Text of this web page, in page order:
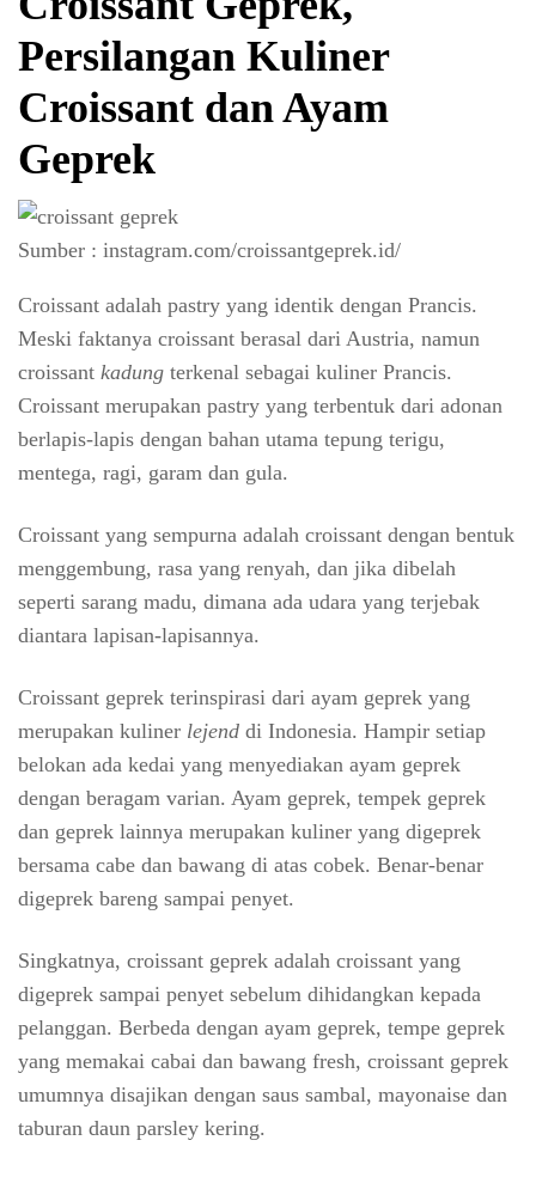
Persilangan Kuliner
Croissant dan Ayam
Geprek
Sumber : instagram.com/croissantgeprek.id/
Croissant adalah pastry yang identik dengan Prancis.
Meski faktanya croissant berasal dari Austria, namun
croissant kadung terkenal sebagai kuliner Prancis.
Croissant merupakan pastry yang terbentuk dari adonan
berlapis-lapis dengan bahan utama tepung terigu,
mentega, ragi, garam dan gula.
Croissant yang sempurna adalah croissant dengan bentuk
menggembung, rasa yang renyah, dan jika dibelah
seperti sarang madu, dimana ada udara yang terjebak
diantara lapisan-lapisannya.
Croissant geprek terinspirasi dari ayam geprek yang
merupakan kuliner lejend di Indonesia. Hampir setiap
belokan ada kedai yang menyediakan ayam geprek
dengan beragam varian. Ayam geprek, tempek geprek
dan geprek lainnya merupakan kuliner yang digeprek
bersama cabe dan bawang di atas cobek. Benar-benar
digeprek bareng sampai penyet.
Singkatnya, croissant geprek adalah croissant yang
digeprek sampai penyet sebelum dihidangkan kepada
pelanggan. Berbeda dengan ayam geprek, tempe geprek
yang memakai cabai dan bawang fresh, croissant geprek
umumnya disajikan dengan saus sambal, mayonaise dan
taburan daun parsley kering.